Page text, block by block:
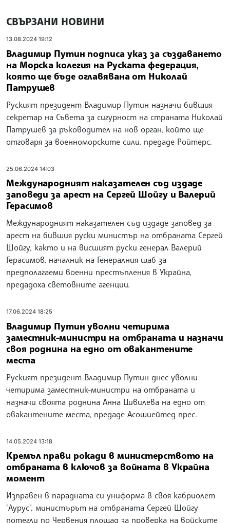
СВЪРЗАНИ НОВИНИ
13.08.2024 19:12
Владимир Путин подписа указ за създаването
на Морска колегия на Руската федерация,
която ще бъде оглавявана от Николай
Патрушев
Руският президент Владимир Путин назначи бившия
секретар на Съвета за сигурност на страната Николай
Патрушев за ръководител на нов орган, който ще
отговаря за военноморските сили, предаде Ройтерс.
25.06.2024 14:03
Международният наказателен съд издаде
заповеди за арест на Сергей Шойгу и Валерий
Герасимов
Международният наказателен съд издаде заповед за
арест на бившия руски министър на отбраната Сергей
Шойгу, както и на висшият руски генерал Валерий
Герасимов, началник на Генералния щаб за
предполагаеми военни престъпления в Украйна,
предадоха световните агенции.
17.06.2024 18:25
Владимир Путин уволни четирима
заместник-министри на отбраната и назначи
своя роднина на едно от овакантените
места
Руският президент Владимир Путин днес уволни
четирима заместник-министри на отбраната и
назначи своята роднина Анна Цивилева на едно от
овакантените места, предаде Асошиейтед прес.
14.05.2024 13:18
Кремъл прави рокади в министерството на
отбраната в ключов за войната в Украйна
момент
Изправен в парадната си униформа в своя кабриолет
"Аурус", министърът на отбраната Сергей Шойгу
потегли по Червения площад за проверка на войските